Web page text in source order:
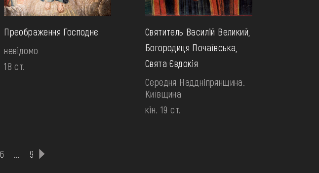
Преображення Господнє
невідомо
18 ст.
Святитель Василій Великий,
Богородиця Почаївська,
Свята Євдокія
Середня Наддніпрянщина.
Київщина
кін. 19 ст.
6 9